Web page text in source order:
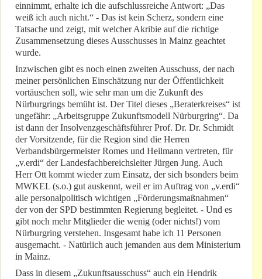
einnimmt, erhalte ich die aufschlussreiche Antwort: „Das
weiß ich auch nicht.“ - Das ist kein Scherz, sondern eine
Tatsache und zeigt, mit welcher Akribie auf die richtige
Zusammensetzung dieses Ausschusses in Mainz geachtet
wurde.
Inzwischen gibt es noch einen zweiten Ausschuss, der nach
meiner persönlichen Einschätzung nur der Öffentlichkeit
vortäuschen soll, wie sehr man um die Zukunft des
Nürburgrings bemüht ist. Der Titel dieses „Beraterkreises“ ist
ungefähr: „Arbeitsgruppe Zukunftsmodell Nürburgring“. Da
ist dann der Insolvenzgeschäftsführer Prof. Dr. Dr. Schmidt
der Vorsitzende, für die Region sind die Herren
Verbandsbürgermeister Romes und Heilmann vertreten, für
„v.erdi“ der Landesfachbereichsleiter Jürgen Jung. Auch
Herr Ott kommt wieder zum Einsatz, der sich bsonders beim
MWKEL (s.o.) gut auskennt, weil er im Auftrag von „v.erdi“
alle personalpolitisch wichtigen „Förderungsmaßnahmen“
der von der SPD bestimmten Regierung begleitet. - Und es
gibt noch mehr Mitglieder die wenig (oder nichts!) vom
Nürburgring verstehen. Insgesamt habe ich 11 Personen
ausgemacht. - Natürlich auch jemanden aus dem Ministerium
in Mainz.
Dass in diesem „Zukunftsausschuss“ auch ein Hendrik